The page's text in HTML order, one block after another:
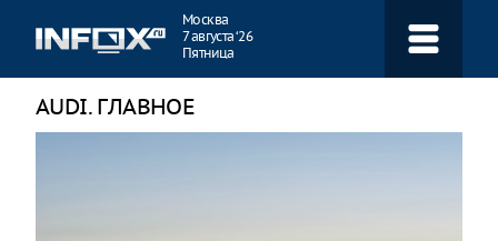
Москва
7 августа ‘26
Пятница
AUDI. ГЛАВНОЕ